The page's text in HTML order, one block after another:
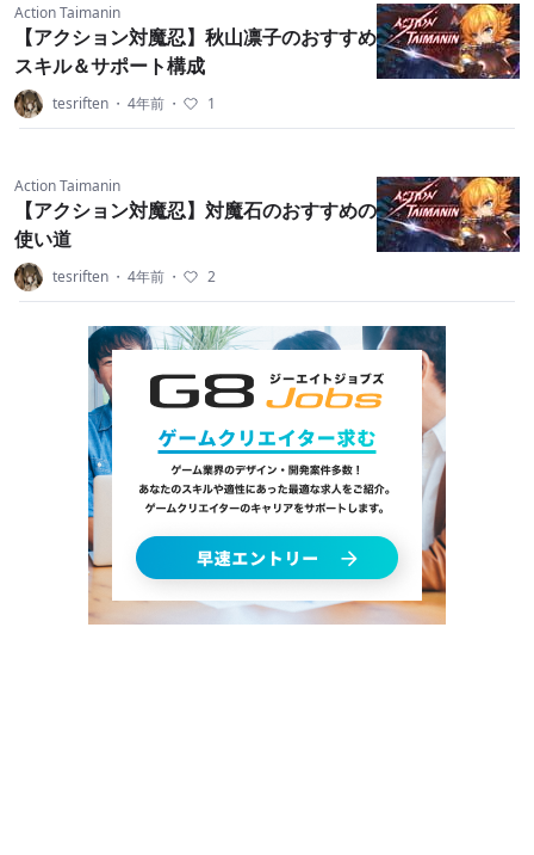
Action Taimanin
【アクション対魔忍】秋山凛子のおすすめ
スキル＆サポート構成
tesriften ・ 4年前 ・ 1
Action Taimanin
【アクション対魔忍】対魔石のおすすめの
使い道
tesriften ・ 4年前 ・ 2